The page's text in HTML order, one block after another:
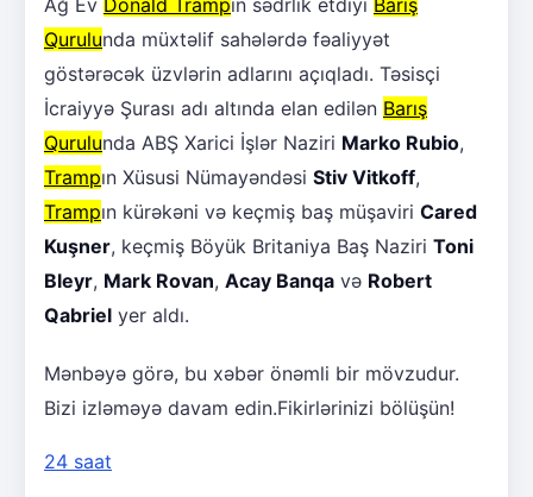
Qurulunda müxtəlif sahələrdə fəaliyyət
göstərəcək üzvlərin adlarını açıqladı. Təsisçi
İcraiyyə Şurası adı altında elan edilən Barış
Qurulunda ABŞ Xarici İşlər Naziri Marko Rubio,
Trampın Xüsusi Nümayəndəsi Stiv Vitkoff,
Trampın kürəkəni və keçmiş baş müşaviri Cared
Kuşner, keçmiş Böyük Britaniya Baş Naziri Toni
Bleyr, Mark Rovan, Acay Banqa və Robert
Qabriel yer aldı.
Mənbəyə görə, bu xəbər önəmli bir mövzudur.
Bizi izləməyə davam edin.Fikirlərinizi bölüşün!
24 saat